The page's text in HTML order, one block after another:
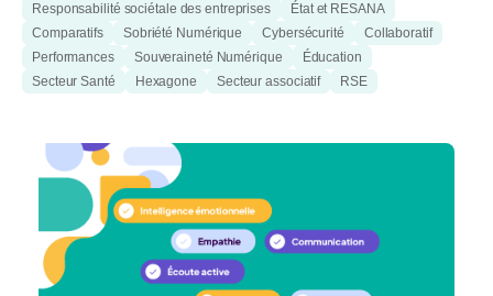
Responsabilité sociétale des entreprises
État et RESANA
Comparatifs
Sobriété Numérique Cybersécurité
Collaboratif
Performances
Souveraineté Numérique
Éducation
Secteur Santé
Hexagone Secteur associatif RSE